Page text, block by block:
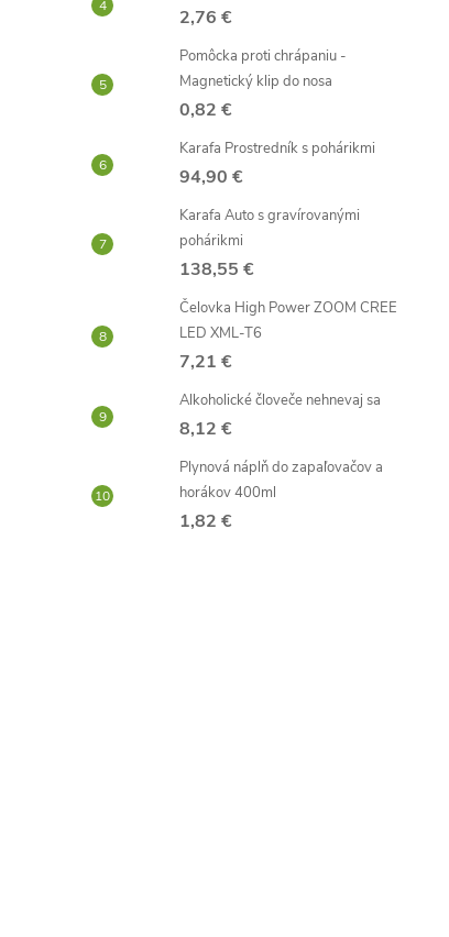
2,76 €
Pomôcka proti chrápaniu -
Magnetický klip do nosa
0,82 €
Karafa Prostredník s pohárikmi
94,90 €
Karafa Auto s gravírovanými
pohárikmi
138,55 €
Čelovka High Power ZOOM CREE
LED XML-T6
7,21 €
Alkoholické človeče nehnevaj sa
8,12 €
Plynová náplň do zapaľovačov a
horákov 400ml
1,82 €
4,76 €
Cestoviny penis
3,20 €
Skladom -
DO KOŠÍKA